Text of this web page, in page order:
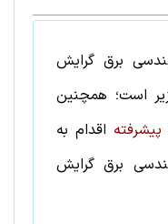
برق گرایش
است؛ همچنین
اقدام به
برقگرایش